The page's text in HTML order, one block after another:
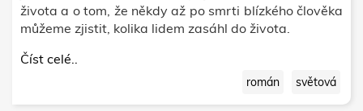
života a o tom, že někdy až po smrti blízkého člověka
můžeme zjistit, kolika lidem zasáhl do života.
Číst celé..
román světová